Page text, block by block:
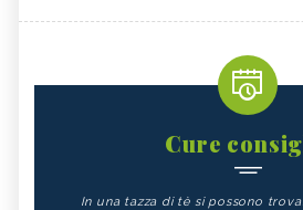
Cure
In una tazza di tè si possono